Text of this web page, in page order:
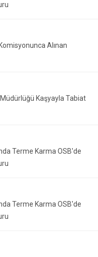
Alınan
Kaşyayla Tabiat
Terme Karma OSB'de
Terme Karma OSB'de